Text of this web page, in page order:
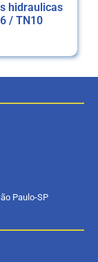
hidraulicas
/ TN10
Paulo-SP